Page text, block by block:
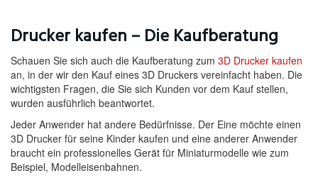
Drucker kaufen – Die Kaufberatung
Schauen Sie sich auch die Kaufberatung zum 3D Drucker kaufen
an, in der wir den Kauf eines 3D Druckers vereinfacht haben. Die
wichtigsten Fragen, die Sie sich Kunden vor dem Kauf stellen,
wurden ausführlich beantwortet.
Jeder Anwender hat andere Bedürfnisse. Der Eine möchte einen
3D Drucker für seine Kinder kaufen und eine anderer Anwender
braucht ein professionelles Gerät für Miniaturmodelle wie zum
Beispiel, Modelleisenbahnen.